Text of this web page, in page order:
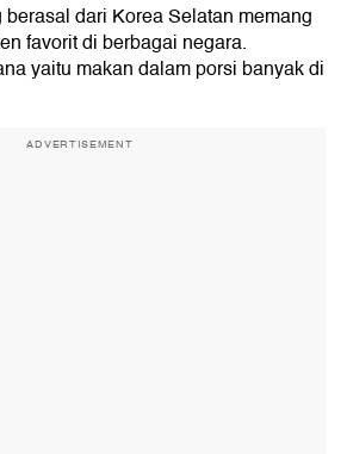
dari Korea Selatan memang
favorit di berbagai negara.
yaitu makan dalam porsi banyak di
ADVERTISEMENT